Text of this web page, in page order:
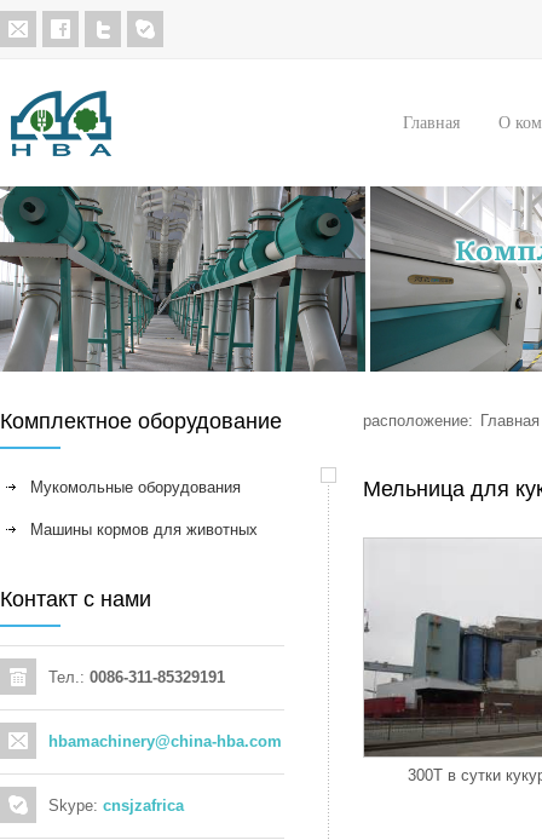
Главная О
расположение: Главная
Мельница для
300Т в сутки
Комплектное оборудование
Мукомольные оборудования
Машины кормов для животных
Контакт с нами
Тел.: 0086-311-85329191
hbamachinery@china-hba.com
Skype: cnsjzafrica